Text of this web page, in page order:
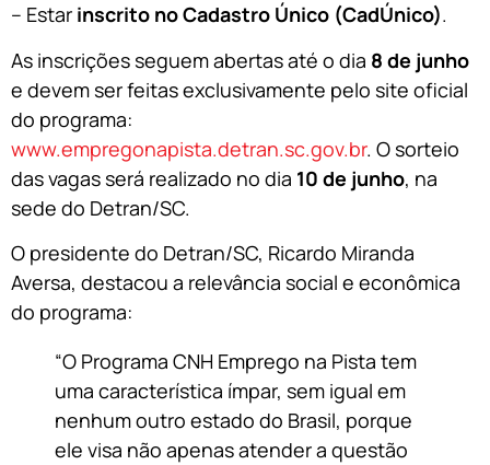
– Estar inscrito no Cadastro Único (CadÚnico).
As inscrições seguem abertas até o dia 8 de junho
e devem ser feitas exclusivamente pelo site oficial
do programa:
www.empregonapista.detran.sc.gov.br. O sorteio
das vagas será realizado no dia 10 de junho, na
sede do Detran/SC.
O presidente do Detran/SC, Ricardo Miranda
Aversa, destacou a relevância social e econômica
do programa:
“O Programa CNH Emprego na Pista tem
uma característica ímpar, sem igual em
nenhum outro estado do Brasil, porque
ele visa não apenas atender a questão